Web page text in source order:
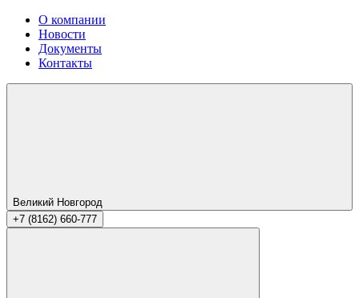
О компании
Новости
Документы
Контакты
Великий Новгород
+7 (8162) 660-777